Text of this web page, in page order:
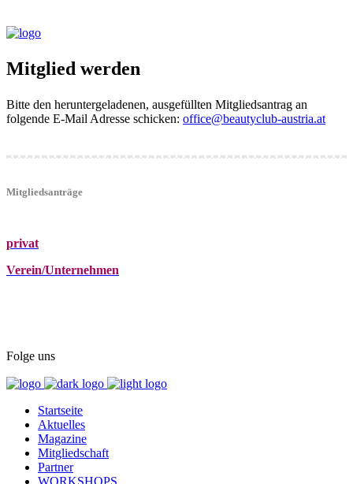
Mitglied werden
Bitte den heruntergeladenen, ausgefüllten Mitgliedsantrag an
folgende E-Mail Adresse schicken: office@beautyclub-austria.at
Mitgliedsanträge
privat
Verein/Unternehmen
Folge uns
Startseite
Aktuelles
Magazine
Mitgliedschaft
Partner